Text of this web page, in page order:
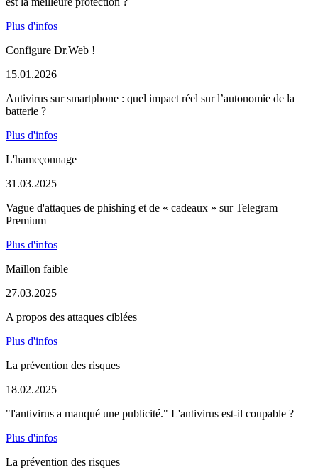
Plus d'infos
Configure Dr.Web !
15.01.2026
Antivirus sur smartphone : quel impact réel sur l’autonomie de la
batterie ?
Plus d'infos
L'hameçonnage
31.03.2025
Vague d'attaques de phishing et de « cadeaux » sur Telegram
Premium
Plus d'infos
Maillon faible
27.03.2025
A propos des attaques ciblées
Plus d'infos
La prévention des risques
18.02.2025
"l'antivirus a manqué une publicité." L'antivirus est-il coupable ?
Plus d'infos
La prévention des risques